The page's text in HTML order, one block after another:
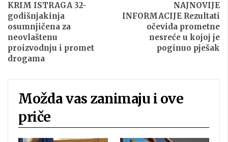
KRIM ISTRAGA 32-
godišnjakinja
osumnjičena za
neovlaštenu
proizvodnju i promet
drogama
NAJNOVIJE
INFORMACIJE Rezultati
očevida prometne
nesreće u kojoj je
poginuo pješak
Možda vas zanimaju i ove
priče